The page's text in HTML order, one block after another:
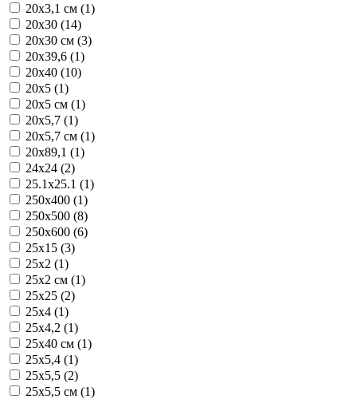
20x3,1 см (1)
20x30 (14)
20x30 см (3)
20x39,6 (1)
20x40 (10)
20x5 (1)
20x5 см (1)
20x5,7 (1)
20x5,7 см (1)
20x89,1 (1)
24x24 (2)
25.1x25.1 (1)
250x400 (1)
250x500 (8)
250x600 (6)
25x15 (3)
25x2 (1)
25x2 см (1)
25x25 (2)
25x4 (1)
25x4,2 (1)
25x40 см (1)
25x5,4 (1)
25x5,5 (2)
25x5,5 см (1)